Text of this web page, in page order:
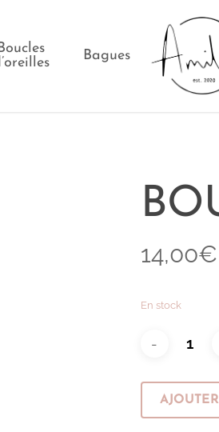
Bagues
14,00€
En stock